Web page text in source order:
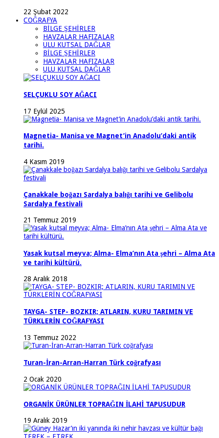
22 Şubat 2022
COĞRAFYA
BİLGE ŞEHİRLER
HAVZALAR HAFIZALAR
ULU KUTSAL DAĞLAR
BİLGE ŞEHİRLER
HAVZALAR HAFIZALAR
ULU KUTSAL DAĞLAR
SELÇUKLU SOY AĞACI
17 Eylül 2025
Magnetia- Manisa ve Magnet’in Anadolu’daki antik
tarihi.
4 Kasım 2019
Çanakkale boğazı Sardalya balığı tarihi ve Gelibolu
Sardalya festivali
21 Temmuz 2019
Yasak kutsal meyva; Alma- Elma’nın Ata şehri – Alma Ata
ve tarihi kültürü.
28 Aralık 2018
TAYGA- STEP- BOZKIR; ATLARIN, KURU TARIMIN VE
TÜRKLERİN COĞRAFYASI
13 Temmuz 2022
Turan-İran-Arran-Harran Türk coğrafyası
2 Ocak 2020
ORGANİK ÜRÜNLER TOPRAĞIN İLAHİ TAPUSUDUR
19 Aralık 2019